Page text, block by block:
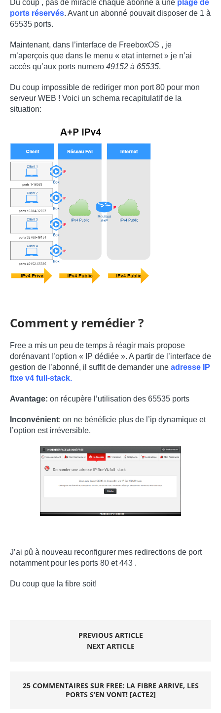
Du coup , pas de miracle chaque abonné a une plage de
ports réservés. Avant un abonné pouvait disposer de 1 à
65535 ports.
Maintenant, dans l’interface de FreeboxOS , je
m’aperçois que dans le menu « etat internet » je n’ai
accès qu’aux ports numero 49152 à 65535.
Du coup impossible de rediriger mon port 80 pour mon
serveur WEB ! Voici un schema recapitulatif de la
situation:
Comment y remédier ?
Free a mis un peu de temps à réagir mais propose
dorénavant l’option « IP dédiée ». A partir de l’interface de
gestion de l’abonné, il suffit de demander une adresse IP
fixe v4 full-stack.
Avantage: on récupère l’utilisation des 65535 ports
Inconvénient: on ne bénéficie plus de l’ip dynamique et
l’option est irréversible.
J’ai pû à nouveau reconfigurer mes redirections de port
notamment pour les ports 80 et 443 .
Du coup que la fibre soit!
PREVIOUS ARTICLE
NEXT ARTICLE
25 COMMENTAIRES SUR FREE: LA FIBRE ARRIVE, LES
PORTS S’EN VONT! [ACTE2]